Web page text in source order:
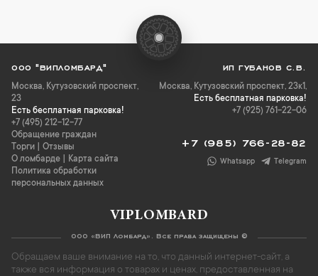
ООО "ВИПЛОМБАРД"
Москва, Кутузовский проспект,
23
Есть бесплатная парковка!
+7 (495) 212-12-77
Обращение граждан
Торги
Отзывы
О ломбарде
Карта сайта
Политика обработки
персональных данных
ИП ГУБАНОВ С.В.
Москва, Кутузовский проспект, 23к1,
Есть бесплатная парковка!
+7 (925) 761-22-06
+7 (985) 766-28-82
Whatsapp Telegram
VIPLOMBARD
ООО «ВИП Ломбард». Все права защищены ©
Обращаем ваше внимание на то, что данный интернет-сайт, а
также вся информация о товарах и ценах, предоставленная на